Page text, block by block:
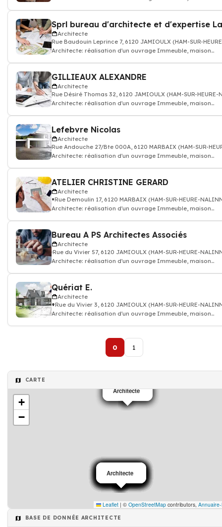
Architecte
Rue Baudouin Leprince 7, 6120 JAMIOULX (HAM-SUR-
Architecte: réalisation d'un ouvrage Immeuble, maison
GILLIEAUX ALEXANDRE
Architecte
Rue Désiré Thomas 32, 6120 JAMIOULX (HAM-SUR-HEURE-
Architecte: réalisation d'un ouvrage Immeuble, maison
Lefebvre Nicolas
Architecte
Rue Andouche 27/Bte 000A, 6120 MARBAIX (HAM-SUR-
Architecte: réalisation d'un ouvrage Immeuble, maison
ATELIER CHRISTINE GERARD
Architecte
Rue Demoulin 17, 6120 MARBAIX (HAM-SUR-HEURE-
Architecte: réalisation d'un ouvrage Immeuble, maison
Bureau A PS Architectes Associés
Architecte
Rue du Vivier 57, 6120 JAMIOULX (HAM-SUR-HEURE-
Architecte: réalisation d'un ouvrage Immeuble, maison
Quériat E.
Architecte
Rue du Vivier 3, 6120 JAMIOULX (HAM-SUR-HEURE-
Architecte: réalisation d'un ouvrage Immeuble, maison
0 1
CARTE
Architecte
Architecte
Architecte
Architecte
Architecte
Architecte
Architecte
Architecte
Architecte
Architecte
Architecte
Architecte
Architecte
Architecte
Architecte
Architecte
Architecte
Architecte
Architecte
Architecte
+
−
Leaflet | © OpenStreetMap contributors,
BASE DE DONNÉE ARCHITECTE